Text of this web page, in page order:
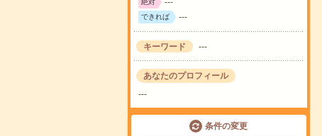
絶対 ---
できれば ---
キーワード ---
あなたのプロフィール
---
条件の変更